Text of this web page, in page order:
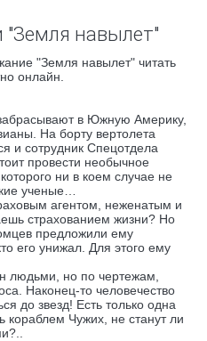
"Земля навылет"
"Земля навылет" читать
онлайн.
в Южную Америку,
На борту вертолета
и сотрудник Спецотдела
провести необычное
ни в коем случае не
ученые…
агентом, неженатым и
страхованием жизни? Но
предложили ему
его унижал. Для этого ему
людьми, но по чертежам,
Наконец-то человечество
до звезд! Есть только одна
Чужих, не станут ли